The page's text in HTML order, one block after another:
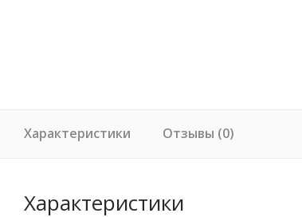
Характеристики Отзывы (0)
Характеристики